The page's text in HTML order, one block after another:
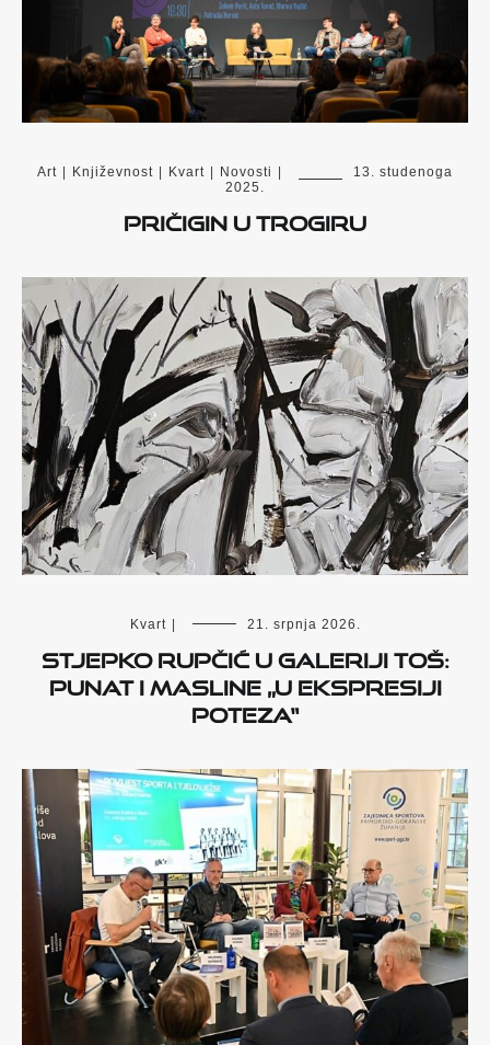
Art | Književnost | Kvart | Novosti |
13. studenoga
2025.
Pričigin u Trogiru
Kvart | 21. srpnja 2026.
Stjepko Rupčić u Galeriji Toš:
Punat i masline „U ekspresiji
poteza“